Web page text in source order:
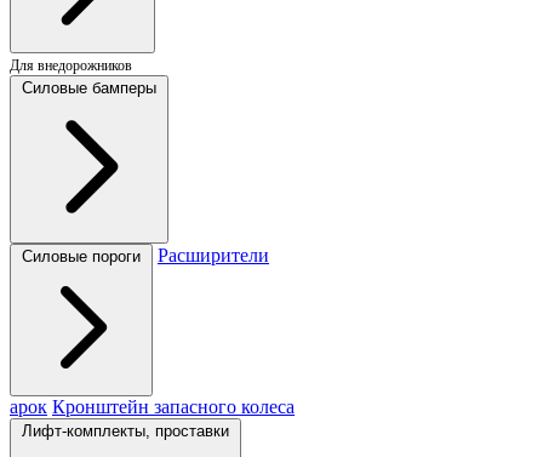
Для внедорожников
Силовые бамперы
Силовые пороги Расширители
арок Кронштейн запасного колеса
Лифт-комплекты, проставки